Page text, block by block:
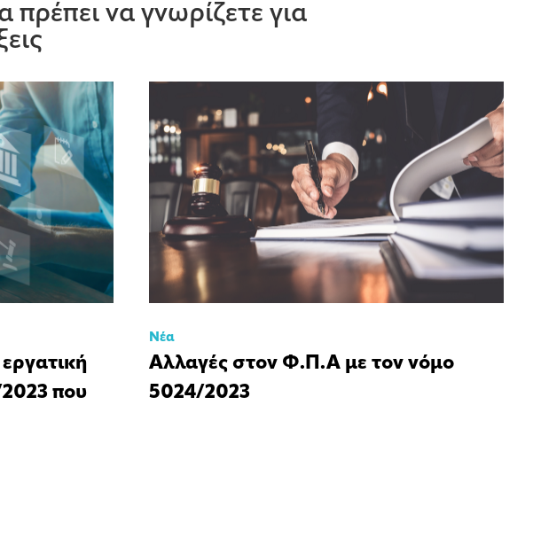
πρέπει να γνωρίζετε για
που
Νέα
Αλλαγές στον Φ.Π.Α με τον νόμο
5024/2023